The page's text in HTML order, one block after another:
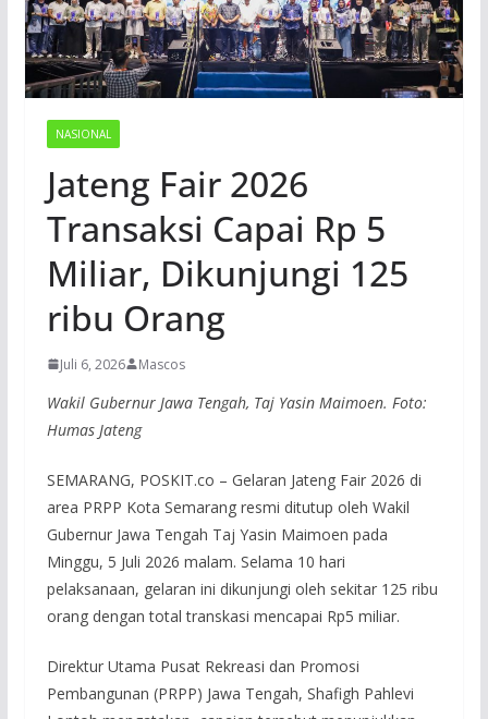
NASIONAL
Jateng Fair 2026
Transaksi Capai Rp 5
Miliar, Dikunjungi 125
ribu Orang
Juli 6, 2026 Mascos
Wakil Gubernur Jawa Tengah, Taj Yasin Maimoen. Foto:
Humas Jateng
SEMARANG, POSKIT.co – Gelaran Jateng Fair 2026 di
area PRPP Kota Semarang resmi ditutup oleh Wakil
Gubernur Jawa Tengah Taj Yasin Maimoen pada
Minggu, 5 Juli 2026 malam. Selama 10 hari
pelaksanaan, gelaran ini dikunjungi oleh sekitar 125 ribu
orang dengan total transkasi mencapai Rp5 miliar.
Direktur Utama Pusat Rekreasi dan Promosi
Pembangunan (PRPP) Jawa Tengah, Shafigh Pahlevi